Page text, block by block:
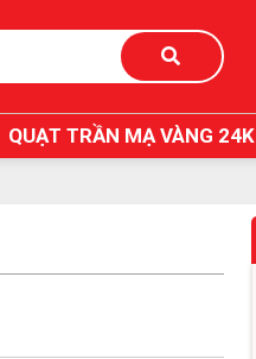
QUẠT TRẦN MẠ VÀNG 24K